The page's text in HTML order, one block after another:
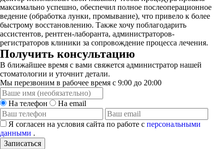
максимально успешно, обеспечил полное послеоперационное
ведение (обработка лунки, промывание), что привело к более
быстрому восстановлению. Также хочу поблагодарить
ассистентов, рентген-лаборанта, администраторов-
регистраторов клиники за сопровождение процесса лечения.
Получить консультацию
В ближайшее время с вами свяжется администратор нашей
стоматологии и уточнит детали.
Мы перезвоним в рабочее время с 9:00 до 20:00
На телефон На email
Я согласен на условия сайта по работе с персональными
данными .
Записаться